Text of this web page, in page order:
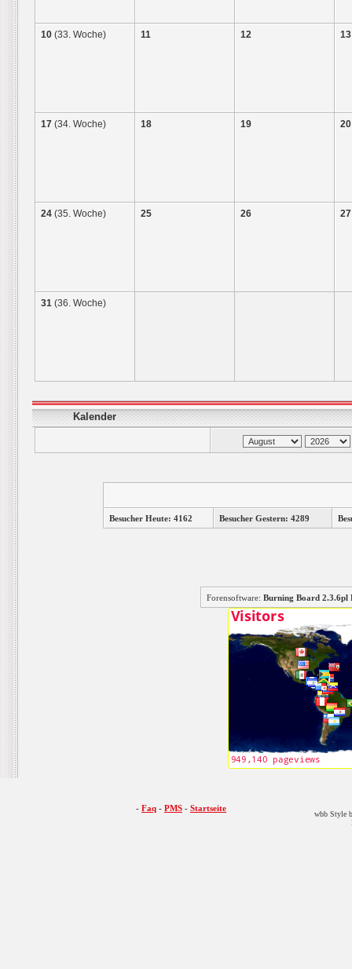
10 (33. Woche) 11 12 13
17 (34. Woche) 18 19 20
24 (35. Woche) 25 26 27
31 (36. Woche)
Kalender
Besucher Heute: 4162 Besucher Gestern: 4289
Forensoftware: Burning Board
- Faq - PMS - Startseite
wbb Style